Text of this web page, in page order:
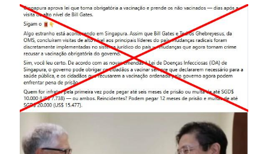
Image